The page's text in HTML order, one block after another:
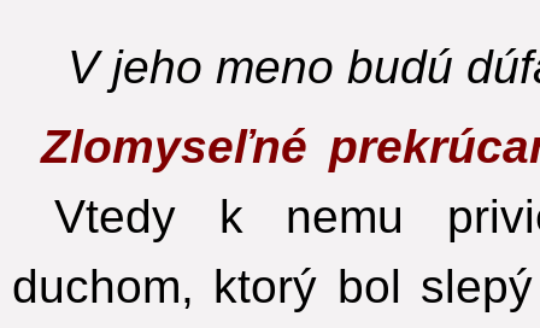
V jeho meno budú
Zlomyseľné
Vtedy k nemu
duchom, ktorý bol